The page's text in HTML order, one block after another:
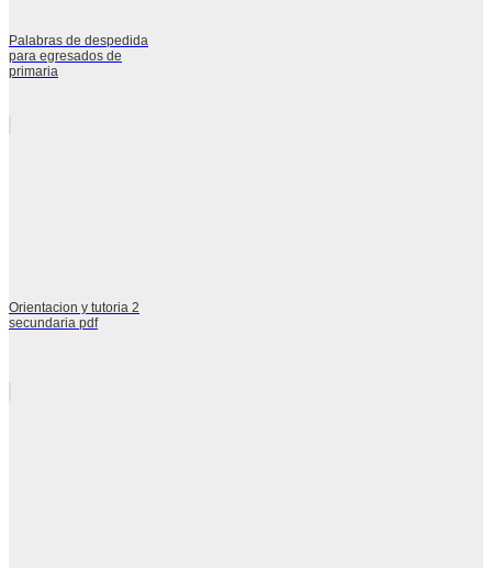
Palabras de despedida
para egresados de
primaria
Orientacion y tutoria 2
secundaria pdf